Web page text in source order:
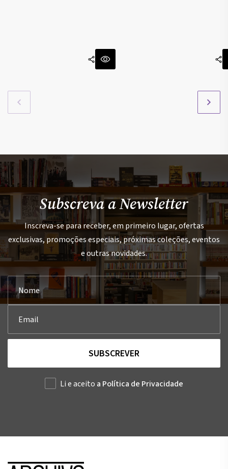
Subscreva a Newsletter
Inscreva-se para receber, em primeiro lugar, ofertas
exclusivas, promoções especiais, próximas coleções, eventos
e outras novidades.
SUBSCREVER
Li e aceito a Política de Privacidade